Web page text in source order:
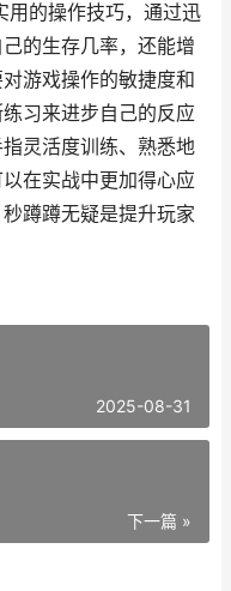
用的操作技巧，通过迅
的生存几率，还能增
游戏操作的敏捷度和
习来进步自己的反应
灵活度训练、熟悉地
在实战中更加得心应
蹲蹲无疑是提升玩家
2025-08-31
下一篇 »